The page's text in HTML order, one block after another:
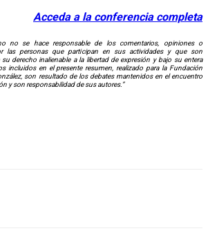
Acceda a la conferencia completa
no se hace responsable de los comentarios, opiniones o
las personas que participan en sus actividades y que son
derecho inalienable a la libertad de expresión y bajo su entera
incluidos en el presente resumen, realizado para la Fundación
son resultado de los debates mantenidos en el encuentro
y son responsabilidad de sus autores.”